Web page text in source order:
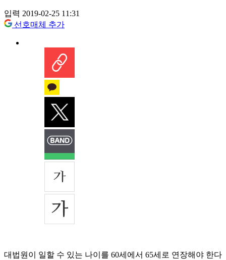
입력 2019-02-25 11:31
선호매체 추가
대법원이 일할 수 있는 나이를 60세에서 65세로 연장해야 한다